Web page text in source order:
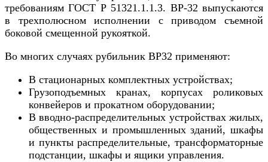
требованиям ГОСТ Р 51321.1.1.3. ВР-32 выпускаются
в трехполюсном исполнении с приводом съемной
боковой смещенной рукояткой.
Во многих случаях рубильник ВР32 применяют:
В стационарных комплектных устройствах;
Грузоподъемных кранах, корпусах роликовых
конвейеров и прокатном оборудовании;
В вводно-распределительных устройствах жилых,
общественных и промышленных зданий, шкафы
и пункты распределительные, трансформаторные
подстанции, шкафы и ящики управления.